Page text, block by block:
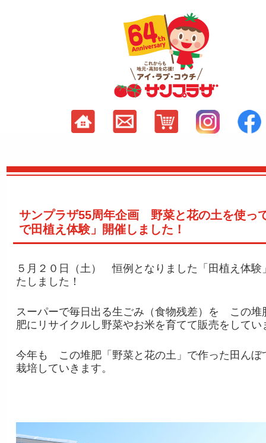
サンプラザ55周年企画 野菜と花の土を使っ
で田植え体験」開催しました！
５月２０日（土） 恒例となりました「田植え体験
たしました！
スーパーで毎日出る生ごみ（食物残差）を この堆
肥にリサイクルし野菜やお米を育てて販売をしてい
今年も この堆肥「野菜と花の土」で作った田んぼ
栽培していきます。